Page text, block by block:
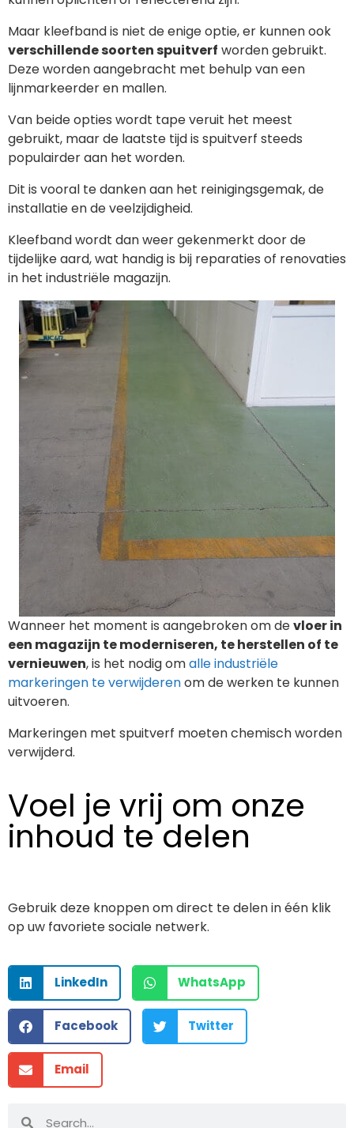
Maar kleefband is niet de enige optie, er kunnen ook
verschillende soorten spuitverf worden gebruikt.
Deze worden aangebracht met behulp van een
lijnmarkeerder en mallen.
Van beide opties wordt tape veruit het meest
gebruikt, maar de laatste tijd is spuitverf steeds
populairder aan het worden.
Dit is vooral te danken aan het reinigingsgemak, de
installatie en de veelzijdigheid.
Kleefband wordt dan weer gekenmerkt door de
tijdelijke aard, wat handig is bij reparaties of renovaties
in het industriële magazijn.
Wanneer het moment is aangebroken om devloer in
een magazijn te moderniseren, te herstellen of te
vernieuwen, is het nodig omalle industriële
markeringen te verwijderenom de werken te kunnen
uitvoeren.
Markeringen met spuitverf moeten chemisch worden
verwijderd.
Voel je vrij om onze
inhoud te delen
Gebruik deze knoppen om direct te delen in één klik
op uw favoriete sociale netwerk.
LinkedIn WhatsApp
Facebook Twitter
Email